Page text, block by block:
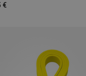
€